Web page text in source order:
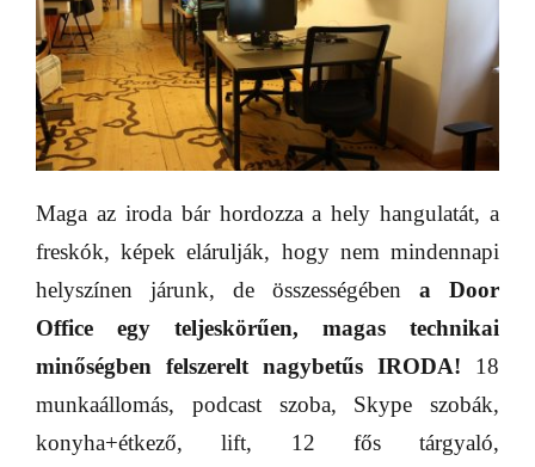
Maga az iroda bár hordozza a hely hangulatát, a
freskók, képek elárulják, hogy nem mindennapi
helyszínen járunk, de összességében a Door
Office egy teljeskörűen, magas technikai
minőségben felszerelt nagybetűs IRODA! 18
munkaállomás, podcast szoba, Skype szobák,
konyha+étkező, lift, 12 fős tárgyaló,